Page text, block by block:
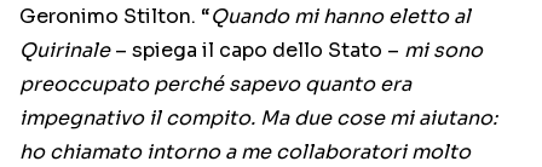
Geronimo Stilton. “Quando mi hanno eletto al
Quirinale– spiega il capo dello Stato – mi sono
preoccupato perché sapevo quanto era
impegnativo il compito. Ma due cose mi aiutano:
ho chiamato intorno a me collaboratori molto